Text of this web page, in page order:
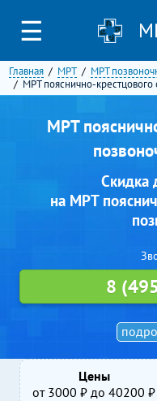
☰
Главная МРТ
МРТ
МРТ пояснично-крестцового
МРТ
Скидка
на МРТ
8
Цены
от 3000 ₽ до 40200 ₽